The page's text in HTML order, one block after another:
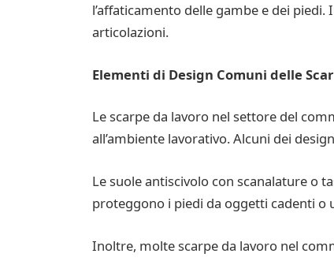
l’affaticamento delle gambe e dei
articolazioni.
Elementi di Design Comuni delle
Le scarpe da lavoro nel settore del
all’ambiente lavorativo. Alcuni dei
Le suole antiscivolo con scanalature o
proteggono i piedi da oggetti cadenti o
Inoltre, molte scarpe da lavoro nel